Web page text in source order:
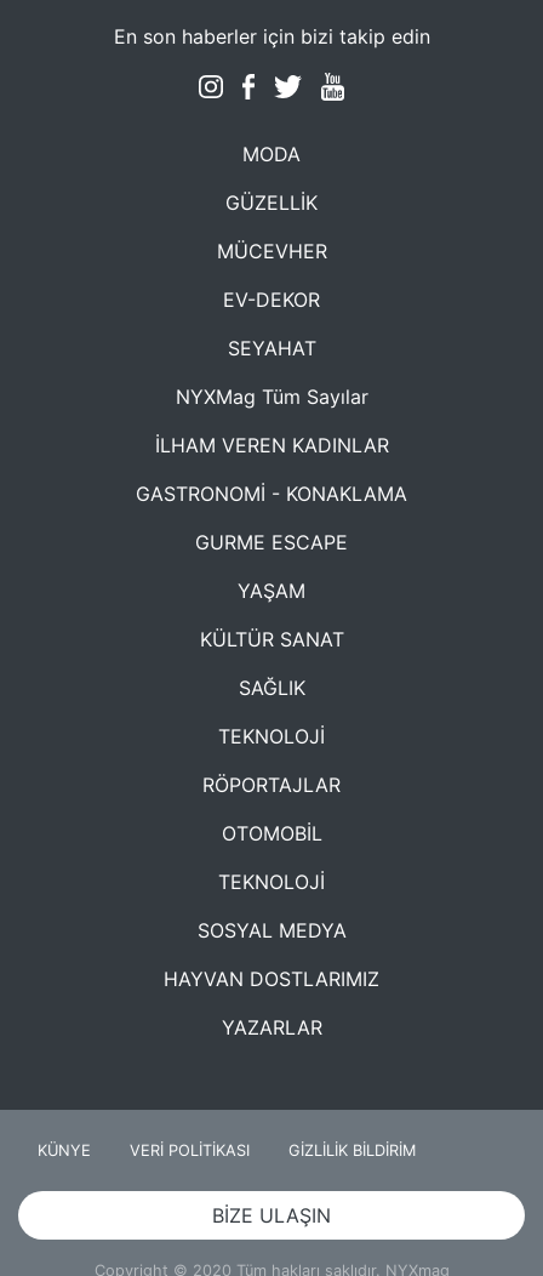
En son haberler için bizi takip edin
MODA
GÜZELLİK
MÜCEVHER
EV-DEKOR
SEYAHAT
NYXMag Tüm Sayılar
İLHAM VEREN KADINLAR
GASTRONOMİ - KONAKLAMA
GURME ESCAPE
YAŞAM
KÜLTÜR SANAT
SAĞLIK
TEKNOLOJİ
RÖPORTAJLAR
OTOMOBİL
TEKNOLOJİ
SOSYAL MEDYA
HAYVAN DOSTLARIMIZ
YAZARLAR
KÜNYE VERİ POLİTİKASI GİZLİLİK BİLDİRİM
BİZE ULAŞIN
Copyright © 2020 Tüm hakları saklıdır. NYXmag